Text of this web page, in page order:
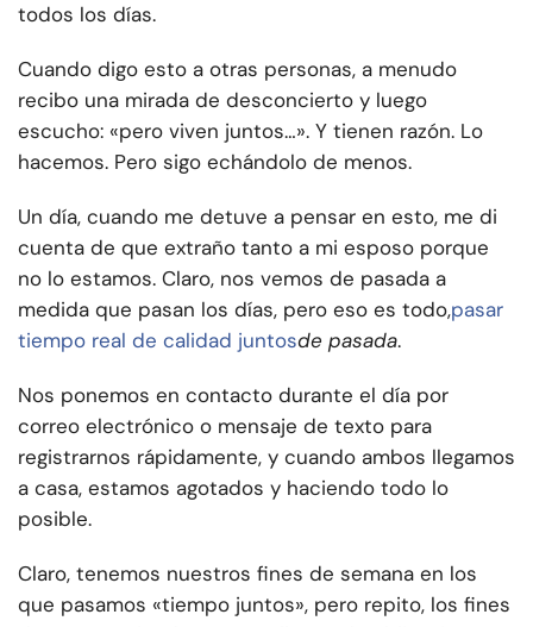
todos los días.
Cuando digo esto a otras personas, a menudo
recibo una mirada de desconcierto y luego
escucho: «pero viven juntos…». Y tienen razón. Lo
hacemos. Pero sigo echándolo de menos.
Un día, cuando me detuve a pensar en esto, me di
cuenta de que extraño tanto a mi esposo porque
no lo estamos. Claro, nos vemos de pasada a
medida que pasan los días, pero eso es todo,pasar
tiempo real de calidad juntosde pasada.
Nos ponemos en contacto durante el día por
correo electrónico o mensaje de texto para
registrarnos rápidamente, y cuando ambos llegamos
a casa, estamos agotados y haciendo todo lo
posible.
Claro, tenemos nuestros fines de semana en los
que pasamos «tiempo juntos», pero repito, los fines